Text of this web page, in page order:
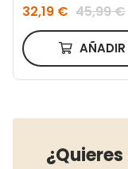
32,19 € 45,99 €
AÑADIR